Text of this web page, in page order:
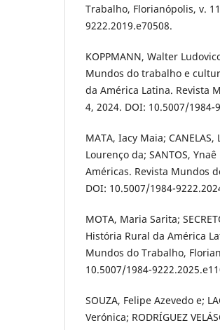
Trabalho, Florianópolis, v.
9222.2019.e70508.
KOPPMANN, Walter
Mundos do trabalho e
da América Latina. Revista
4, 2024. DOI: 10.5007/1984-
MATA, Iacy Maia;
Lourenço da; SANTOS,
Américas. Revista Mundos
DOI: 10.5007/1984-
MOTA, Maria Sarita;
História Rural da América
Mundos do Trabalho,
10.5007/1984-
SOUZA, Felipe Azevedo e;
Verónica; RODRÍGUEZ